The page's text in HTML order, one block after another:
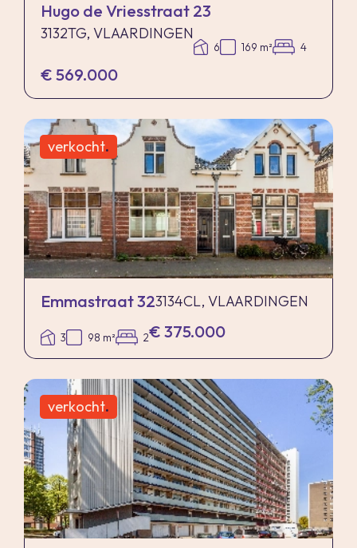
Hugo de Vriesstraat 23
3132TG, VLAARDINGEN
6 169 m² 4
€ 569.000
verkocht.
Emmastraat 323134CL, VLAARDINGEN
3 98 m² 2€ 375.000
verkocht.